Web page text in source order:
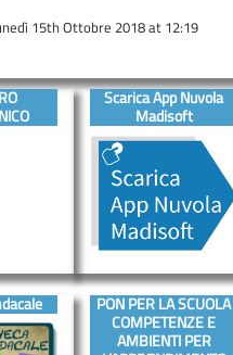
15th Ottobre 2018 at 12:19
Scarica App Nuvola
Madisoft
PON PER LA SCUOLA
COMPETENZE E
AMBIENTI PER